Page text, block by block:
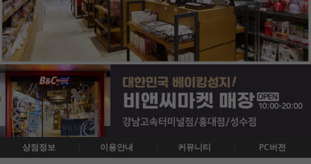
상점정보 이용안내 커뮤니티 PC버전